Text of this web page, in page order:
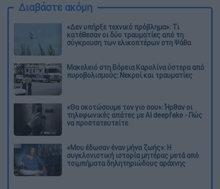
Διαβάστε ακόμη
«Δεν υπήρξε τεχνικό πρόβλημα»: Τι
κατέθεσαν οι δύο τραυματίες από τη
σύγκρουση των ελικοπτέρων στη Ψάθα
Μακελειό στη Βόρεια Καρολίνα ύστερα από
πυροβολισμούς: Νεκροί και τραυματίες
«Θα σκοτώσουμε τον γιο σου»: Ήρθαν οι
τηλεφωνικές απάτες με AI deepfake - Πώς
να προστατευτείτε
«Μου έδωσαν έναν μήνα ζωής»: Η
συγκλονιστική ιστορία μητέρας μετά από
τσιμπήματα δηλητηριώδους αράχνης